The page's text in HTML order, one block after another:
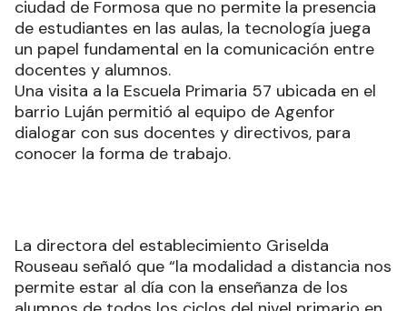
ciudad de Formosa que no permite la presencia
de estudiantes en las aulas, la tecnología juega
un papel fundamental en la comunicación entre
docentes y alumnos.
Una visita a la Escuela Primaria 57 ubicada en el
barrio Luján permitió al equipo de Agenfor
dialogar con sus docentes y directivos, para
conocer la forma de trabajo.
La directora del establecimiento Griselda
Rouseau señaló que “la modalidad a distancia nos
permite estar al día con la enseñanza de los